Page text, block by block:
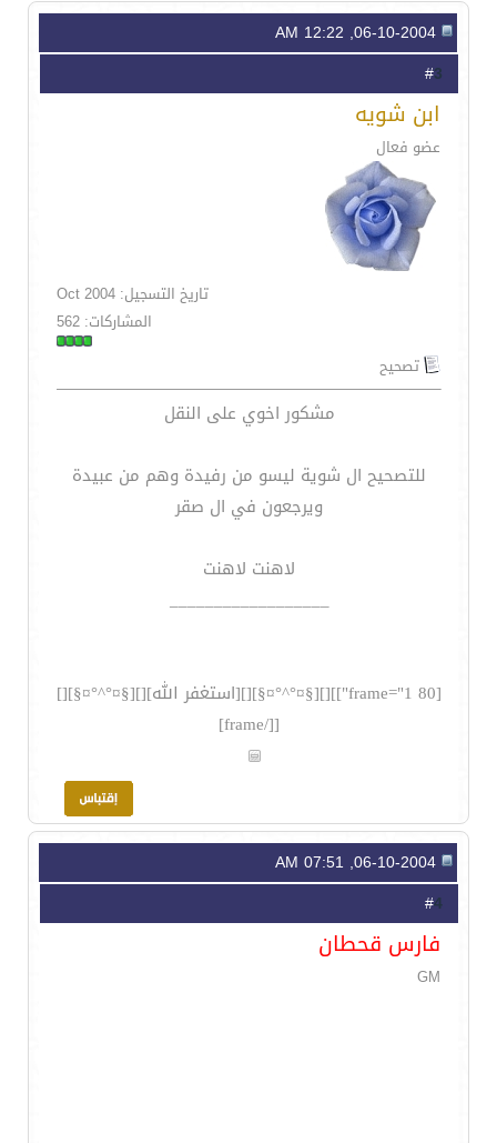
3
ابن شويه
عضو فعال
تاريخ التسجيل: Oct 2004
المشاركات: 562
تصحيح
مشكور اخوي على النقل
للتصحيح ال شوية ليسو من رفيدة وهم من عبيدة
ويرجعون في ال صقر
لاهنت لاهنت
__________________
[frame="1 80"]][][§¤°^°¤§][][استغفر الله][][§¤°^°¤§][]
[[/frame]
4
فارس قحطان
GM